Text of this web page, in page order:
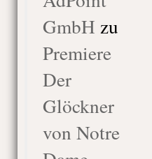
GmbH zu
Premiere
Der
Glöckner
von Notre